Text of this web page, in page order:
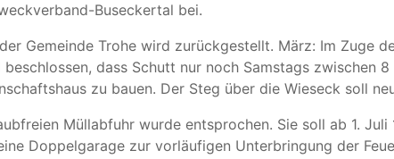
Buseckertal bei.
Gemeinde Trohe wird zurückgestellt. März: Im Zuge
dass Schutt nur noch Samstags zwischen
zu bauen. Der Steg über die Wieseck soll
Müllabfuhr wurde entsprochen. Sie soll ab 1.
Doppelgarage zur vorläufigen Unterbringung der